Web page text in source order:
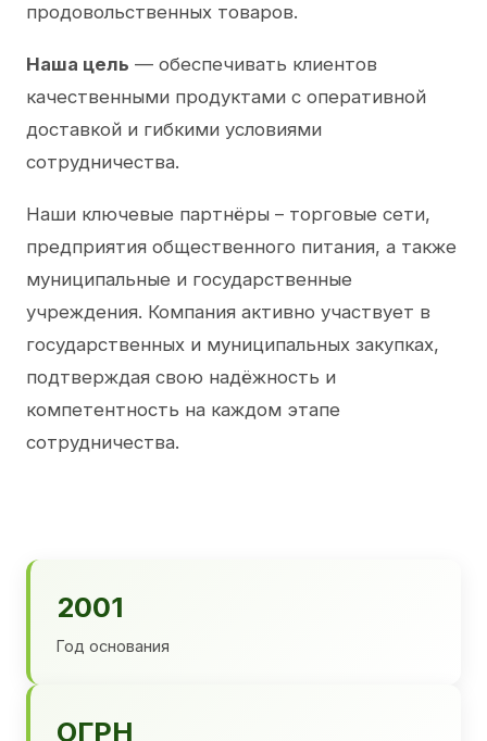
продовольственных товаров.
Наша цель — обеспечивать клиентов
качественными продуктами с оперативной
доставкой и гибкими условиями
сотрудничества.
Наши ключевые партнёры – торговые сети,
предприятия общественного питания, а также
муниципальные и государственные
учреждения. Компания активно участвует в
государственных и муниципальных закупках,
подтверждая свою надёжность и
компетентность на каждом этапе
сотрудничества.
2001
Год основания
ОГРН